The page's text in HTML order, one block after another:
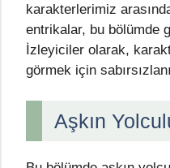
karakterlerimiz
entrikalar, bu bölümde
İzleyiciler olarak,
görmek için
Aşkın